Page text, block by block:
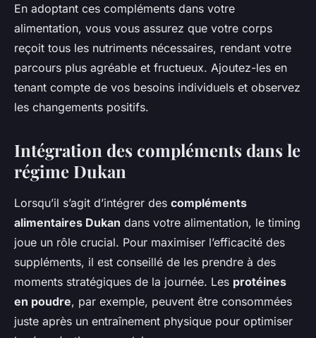
En adoptant ces compléments dans votre
alimentation, vous vous assurez que votre corps
reçoit tous les nutriments nécessaires, rendant votre
parcours plus agréable et fructueux. Ajoutez-les en
tenant compte de vos besoins individuels et observez
les changements positifs.
Intégration des compléments dans le
régime Dukan
Lorsqu’il s’agit d’intégrer des compléments
alimentaires Dukan dans votre alimentation, le timing
joue un rôle crucial. Pour maximiser l’efficacité des
suppléments, il est conseillé de les prendre à des
moments stratégiques de la journée. Les protéines
en poudre, par exemple, peuvent être consommées
juste après un entraînement physique pour optimiser